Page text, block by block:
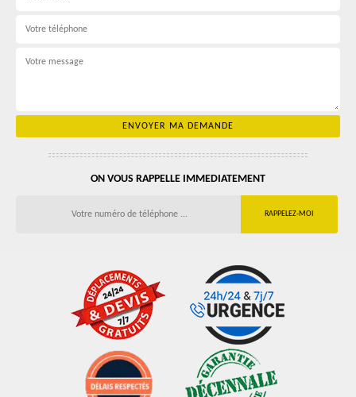
ON VOUS RAPPELLE IMMEDIATEMENT